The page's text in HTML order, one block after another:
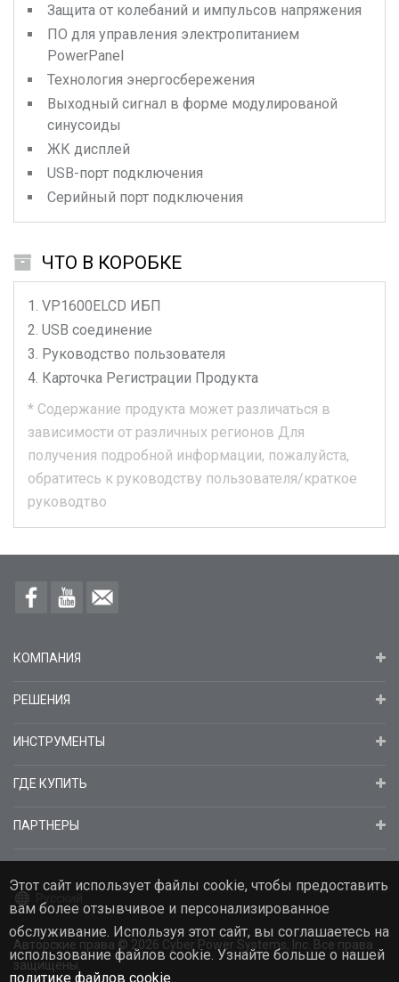
Защита от колебаний и импульсов напряжения
ПО для управления электропитанием
PowerPanel
Технология энергосбережения
Выходный сигнал в форме модулированой
синусоиды
ЖК дисплей
USB-порт подключения
Серийный порт подключения
ЧТО В КОРОБКЕ
VP1600ELCD ИБП
USB соединение
Руководство пользователя
Карточка Регистрации Продукта
* Содержание продукта может различаться в
зависимости от различных регионов Для
получения подробной информации, пожалуйста,
обратитесь к руководству пользователя/краткое
руководтво
Этот сайт использует файлы cookie, чтобы предоставить
вам более отзывчивое и персонализированное
обслуживание. Используя этот сайт, вы соглашаетесь на
использование файлов cookie. Узнайте больше о нашей
политике файлов cookie..
КОМПАНИЯ
РЕШЕНИЯ
ИНСТРУМЕНТЫ
ГДЕ КУПИТЬ
ПАРТНЕРЫ
Авторские права © 2026 Cyber Power Systems, Inc. Все права
защищены.